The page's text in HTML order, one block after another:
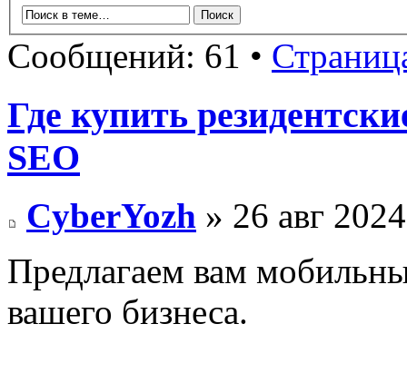
Сообщений: 61 •
Где купить
SEO
CyberYozh » 26 авг
Предлагаем вам
вашего бизнеса.